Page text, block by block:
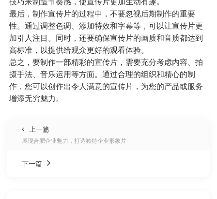
最后，制作宣传片的过程中，不要忽视后期制作的重要
性。通过调整色调、添加特效和字幕等，可以让宣传片更
加引人注目。同时，还要确保宣传片的画质和音质都达到
高标准，以提供给观众更好的观看体验。
总之，要制作一部精彩的宣传片，需要充分考虑内容、拍
摄手法、音乐运用等方面。通过合理的组织和精心的制
作，您可以创作出令人满意的宣传片，为您的产品或服务
增添无穷魅力。
上一篇
展现合肥企业魅力，打造独特企业形象片
下一篇